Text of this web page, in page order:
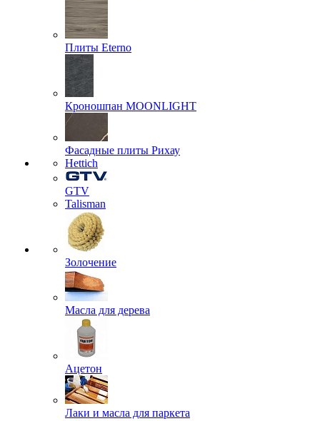
Плиты Eterno
Кроношпан MOONLIGHT
Фасадные плиты Рихау
Hettich
GTV
Talisman
Золочение
Масла для дерева
Ацетон
Лаки и масла для паркета